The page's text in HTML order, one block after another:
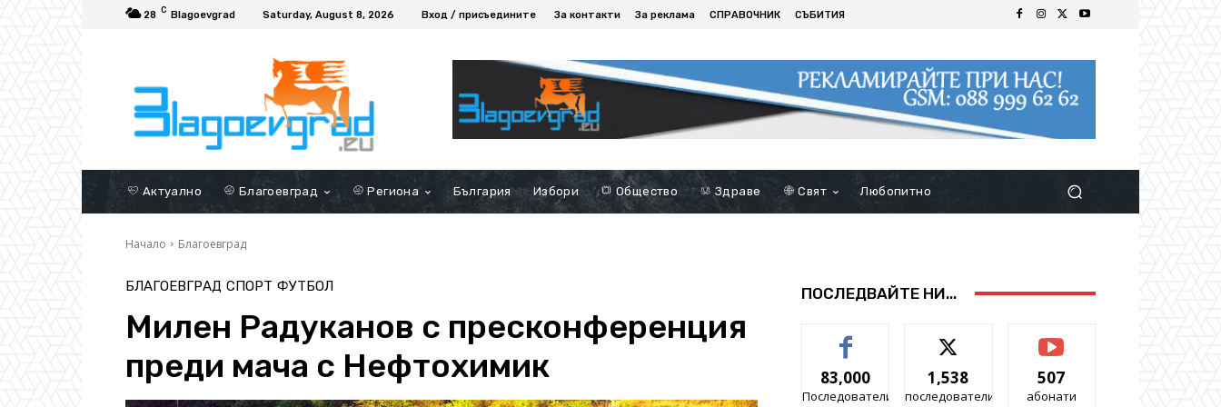
28 C Blagoevgrad Saturday, August 8, 2026 Вход / присъедините За контакти За реклама СПРАВОЧНИК СЪБИТИЯ
Актуално Благоевград Региона България Избори Общество Здраве Свят Любопитно
Начало Благоевград
БЛАГОЕВГРАД СПОРТ ФУТБОЛ
Милен Радуканов с пресконференция
преди мача с Нефтохимик
ПОСЛЕДВАЙТЕ НИ...
83,000
Последователи
1,538
последователи
507
абонати